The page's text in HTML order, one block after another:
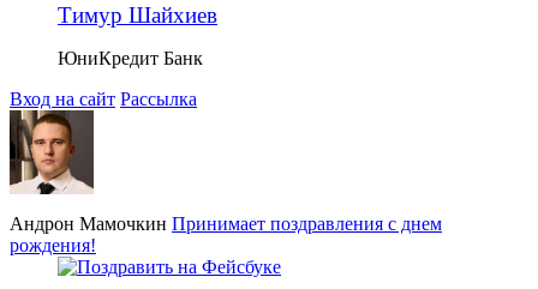
Тимур Шайхиев
ЮниКредит Банк
Вход на сайт Рассылка
Андрон Мамочкин Принимает поздравления с днем
рождения!